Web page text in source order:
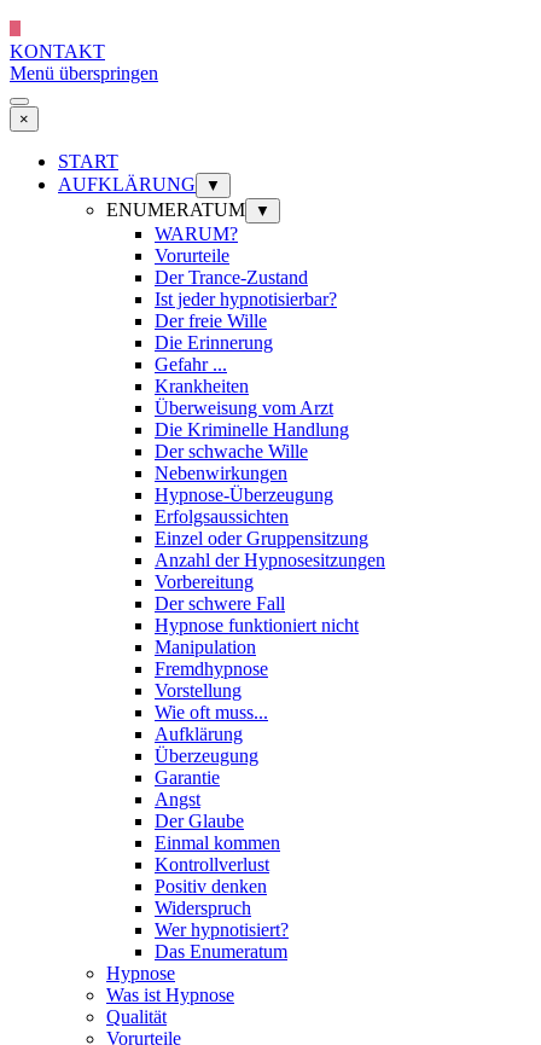
KONTAKT
Menü überspringen
×
START
AUFKLÄRUNG
▼
ENUMERATUM ▼
WARUM?
Vorurteile
Der Trance-Zustand
Ist jeder hypnotisierbar?
Der freie Wille
Die Erinnerung
Gefahr ...
Krankheiten
Überweisung vom Arzt
Die Kriminelle Handlung
Der schwache Wille
Nebenwirkungen
Hypnose-Überzeugung
Erfolgsaussichten
Einzel oder Gruppensitzung
Anzahl der Hypnosesitzungen
Vorbereitung
Der schwere Fall
Hypnose funktioniert nicht
Manipulation
Fremdhypnose
Vorstellung
Wie oft muss...
Aufklärung
Überzeugung
Garantie
Angst
Der Glaube
Einmal kommen
Kontrollverlust
Positiv denken
Widerspruch
Wer hypnotisiert?
Das Enumeratum
Hypnose
Was ist Hypnose
Qualität
Vorurteile